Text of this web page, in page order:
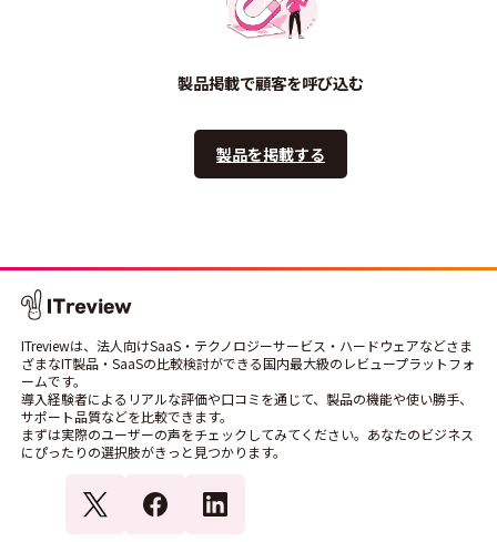
製品掲載で顧客を呼び込む
製品を掲載する
ITreviewは、法人向けSaaS・テクノロジーサービス・ハードウェアなどさま
ざまなIT製品・SaaSの比較検討ができる国内最大級のレビュープラットフォ
ームです。
導入経験者によるリアルな評価や口コミを通じて、製品の機能や使い勝手、
サポート品質などを比較できます。
まずは実際のユーザーの声をチェックしてみてください。あなたのビジネス
にぴったりの選択肢がきっと見つかります。